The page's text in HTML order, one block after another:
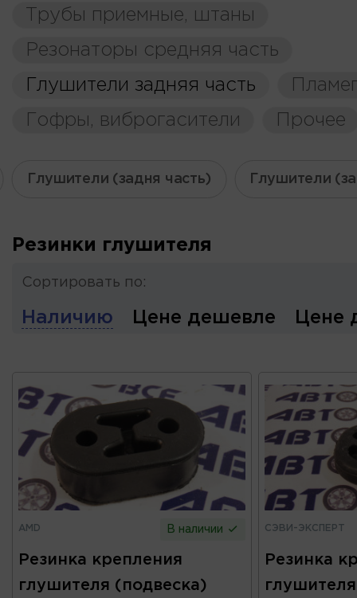
Трубы приемные, штаны
Резонаторы средняя часть
Глушители задняя часть
Гофры, виброгасители
Прочее
Глушители (задня часть) Глушители
Резинки глушителя
Сортировать по:
Наличию Цене дешевле Цене
AMD В наличии
Резинка крепления
глушителя (подвеска)
СЭВИ-ЭКСПЕРТ
Резинка